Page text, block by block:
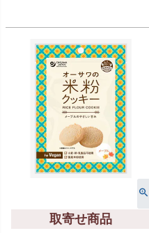
取寄せ商品